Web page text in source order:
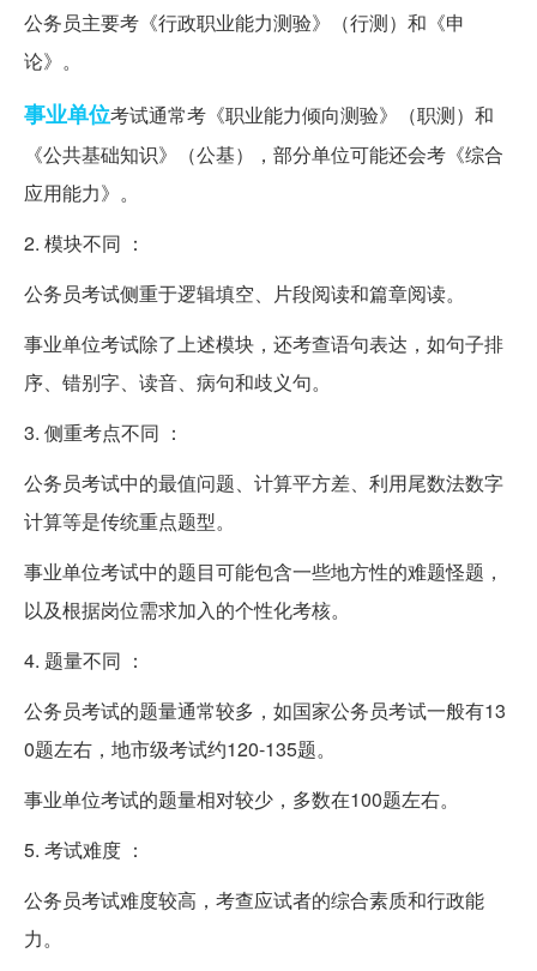
公务员主要考《行政职业能力测验》（行测）和《申
论》。
事业单位考试通常考《职业能力倾向测验》（职测）和
《公共基础知识》（公基），部分单位可能还会考《综合
应用能力》。
2. 模块不同 ：
公务员考试侧重于逻辑填空、片段阅读和篇章阅读。
事业单位考试除了上述模块，还考查语句表达，如句子排
序、错别字、读音、病句和歧义句。
3. 侧重考点不同 ：
公务员考试中的最值问题、计算平方差、利用尾数法数字
计算等是传统重点题型。
事业单位考试中的题目可能包含一些地方性的难题怪题，
以及根据岗位需求加入的个性化考核。
4. 题量不同 ：
公务员考试的题量通常较多，如国家公务员考试一般有13
0题左右，地市级考试约120-135题。
事业单位考试的题量相对较少，多数在100题左右。
5. 考试难度 ：
公务员考试难度较高，考查应试者的综合素质和行政能
力。